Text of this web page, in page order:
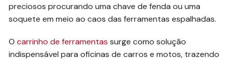
preciosos procurando uma chave de fenda ou uma
soquete em meio ao caos das ferramentas espalhadas.
Ocarrinho de ferramentas surge como solução
indispensável para oficinas de carros e motos, trazendo